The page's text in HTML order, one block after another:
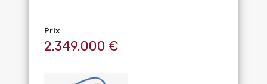
Prix
2.349.000 €